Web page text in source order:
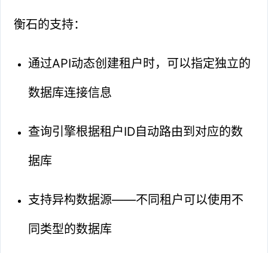
衡石的支持：
通过API动态创建租户时，可以指定独立的
数据库连接信息
查询引擎根据租户ID自动路由到对应的数
据库
支持异构数据源——不同租户可以使用不
同类型的数据库